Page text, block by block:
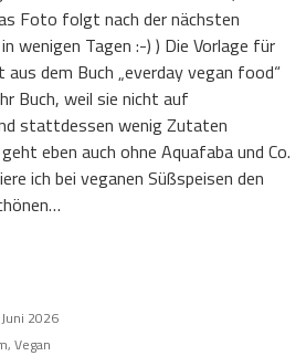
Foto folgt nach der nächsten
wenigen Tagen :-) ) Die Vorlage für
dem Buch „everday vegan food“
Buch, weil sie nicht auf
stattdessen wenig Zutaten
eben auch ohne Aquafaba und Co.
ich bei veganen Süßspeisen den
2026
, Vegan